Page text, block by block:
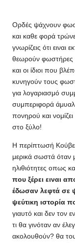
Ορδές ψάχνουν
και καθε φορά
γνωρίζεις ότι
θεωρούν φωστήρες
και οι ίδιοι που
κυνηγούν τους
για λογαριασμό
συμπεριφορά
πονηρού και
στο ξύλο!
Η περίπτωσή
μερικά σωστά όταν
ηλιθιότητες οπως
που ξέρει ειναι
έδωσαν λεφτά σε
ψεύτικη ιστορία
γιαυτό και δεν τον
τι θα γινόταν αν
ακολουθούν? θα